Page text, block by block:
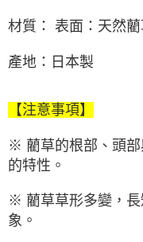
材質： 表面：天然
產地：日本製
【注意事項】
※ 藺草的根部、頭部
的特性。
※ 藺草草形多變，
象。